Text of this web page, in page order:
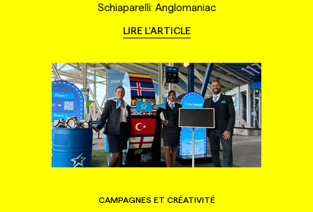
Schiaparelli: Anglomaniac
LIRE L'ARTICLE
CAMPAGNES ET CRÉATIVITÉ